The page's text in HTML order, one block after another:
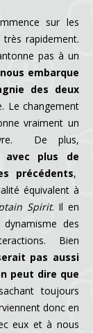
sur les
rapidement.
pas à un
embarque
des deux
Le changement
vraiment un
De plus,
plus de
précédents,
équivalent à
Spirit. Il en
des
Bien
pas aussi
peut dire que
toujours
donc en
eux et à nous